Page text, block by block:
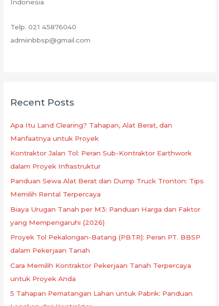
Indonesia
Telp. 021 45876040
admiinbbsp@gmail.com
Recent Posts
Apa Itu Land Clearing? Tahapan, Alat Berat, dan
Manfaatnya untuk Proyek
Kontraktor Jalan Tol: Peran Sub-Kontraktor Earthwork
dalam Proyek Infrastruktur
Panduan Sewa Alat Berat dan Dump Truck Tronton: Tips
Memilih Rental Terpercaya
Biaya Urugan Tanah per M3: Panduan Harga dan Faktor
yang Mempengaruhi (2026)
Proyek Tol Pekalongan-Batang (PBTR): Peran PT. BBSP
dalam Pekerjaan Tanah
Cara Memilih Kontraktor Pekerjaan Tanah Terpercaya
untuk Proyek Anda
5 Tahapan Pematangan Lahan untuk Pabrik: Panduan